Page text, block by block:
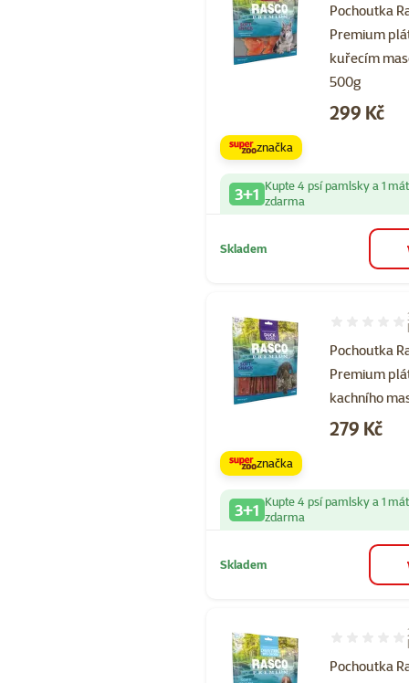
Pochoutka
Premium
kuřecím
500g
Cena
299 Kč
značka
3+1 Kupte 4 psí pamlsky a 1
zdarma
Skladem
Pochoutka
Premium
kachního
Hodnocení
Cena
279 Kč
značka
3+1 Kupte 4 psí pamlsky a 1
zdarma
Skladem
Pochoutka
Hodnocení